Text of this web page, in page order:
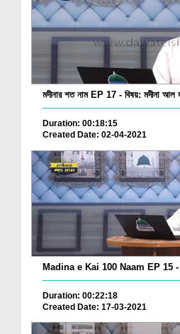
মদীনার শত নাম EP 17 - বিষয়: মদীনা আল
Duration: 00:18:15
Created Date: 02-04-2021
Madina e Kai 100 Naam EP 15
Duration: 00:22:18
Created Date: 17-03-2021